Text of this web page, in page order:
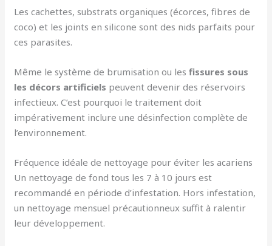
Les cachettes, substrats organiques (écorces, fibres de
coco) et les joints en silicone sont des nids parfaits pour
ces parasites.
Même le système de brumisation ou lesfissures sous
les décors artificiels peuvent devenir des réservoirs
infectieux. C’est pourquoi le traitement doit
impérativement inclure une désinfection complète de
l’environnement.
Fréquence idéale de nettoyage pour éviter les acariens
Un nettoyage de fond tous les 7 à 10 jours est
recommandé en période d’infestation. Hors infestation,
un nettoyage mensuel précautionneux suffit à ralentir
leur développement.